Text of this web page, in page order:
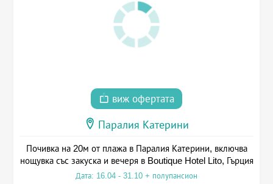
виж офертата
Паралия Катерини
Почивка на 20м от плажа в Паралия Катерини, включва
нощувка със закуска и вечеря в Boutique Hotel Lito, Гърция
Дата: 16.04 - 31.10 + полупансион